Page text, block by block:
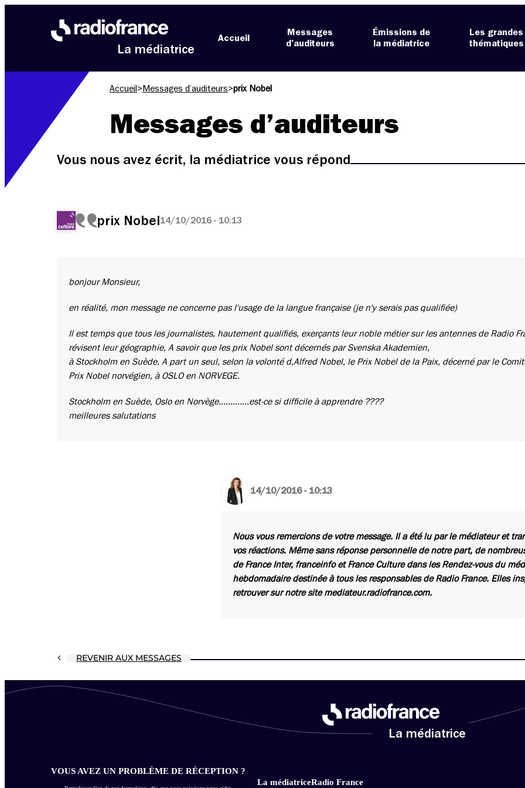
La médiatrice
Accueil
Messages
d’auditeurs
Émissions de
la médiatrice
Les grandes
thématiques
Accueil > Messages d’auditeurs>prix Nobel
Messages d’auditeurs
Vous nous avez écrit, la médiatrice vous répond
prix Nobel14/10/2016 - 10:13
bonjour Monsieur,
en réalité, mon message ne concerne pas l'usage de la langue française (je n'y serais pas qualifiée)
Il est temps que tous les journalistes, hautement qualifiés, exerçants leur noble métier sur les antennes de Radio
révisent leur géographie, A savoir que les prix Nobel sont décernés par Svenska Akademien,
à Stockholm en Suède. A part un seul, selon la volonté d,Alfred Nobel, le Prix Nobel de la Paix, décerné par le
Prix Nobel norvégien, à OSLO en NORVEGE.
Stockholm en Suède, Oslo en Norvège.............est-ce si difficile à apprendre ????
meilleures salutations
14/10/2016 - 10:13
Nous vous remercions de votre message. Il a été lu par le médiateur et
vos réactions. Même sans réponse personnelle de notre part, de
de France Inter, franceinfo et France Culture dans les Rendez-vous du
hebdomadaire destinée à tous les responsables de Radio France. Elles
retrouver sur notre site mediateur.radiofrance.com.
REVENIR AUX MESSAGES
La médiatrice
VOUS AVEZ UN PROBLÈME DE RÉCEPTION ?
La médiatriceRadio France